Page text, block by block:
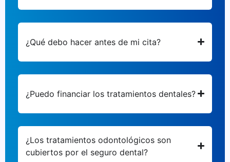
¿Qué debo hacer antes de mi cita?
¿Puedo financiar los tratamientos dentales?
¿Los tratamientos odontológicos son
cubiertos por el seguro dental?